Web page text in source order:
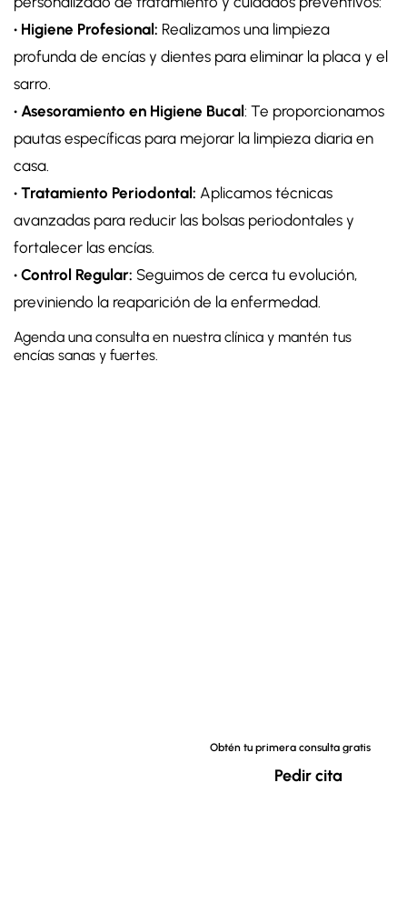
• Higiene Profesional: Realizamos una limpieza
profunda de encías y dientes para eliminar la placa y el
sarro.
• Asesoramiento en Higiene Bucal: Te proporcionamos
pautas específicas para mejorar la limpieza diaria en
casa.
• Tratamiento Periodontal: Aplicamos técnicas
avanzadas para reducir las bolsas periodontales y
fortalecer las encías.
• Control Regular: Seguimos de cerca tu evolución,
previniendo la reaparición de la enfermedad.
Agenda una consulta en nuestra clínica y mantén tus
encías sanas y fuertes.
Obtén tu primera consulta gratis
Pedir cita